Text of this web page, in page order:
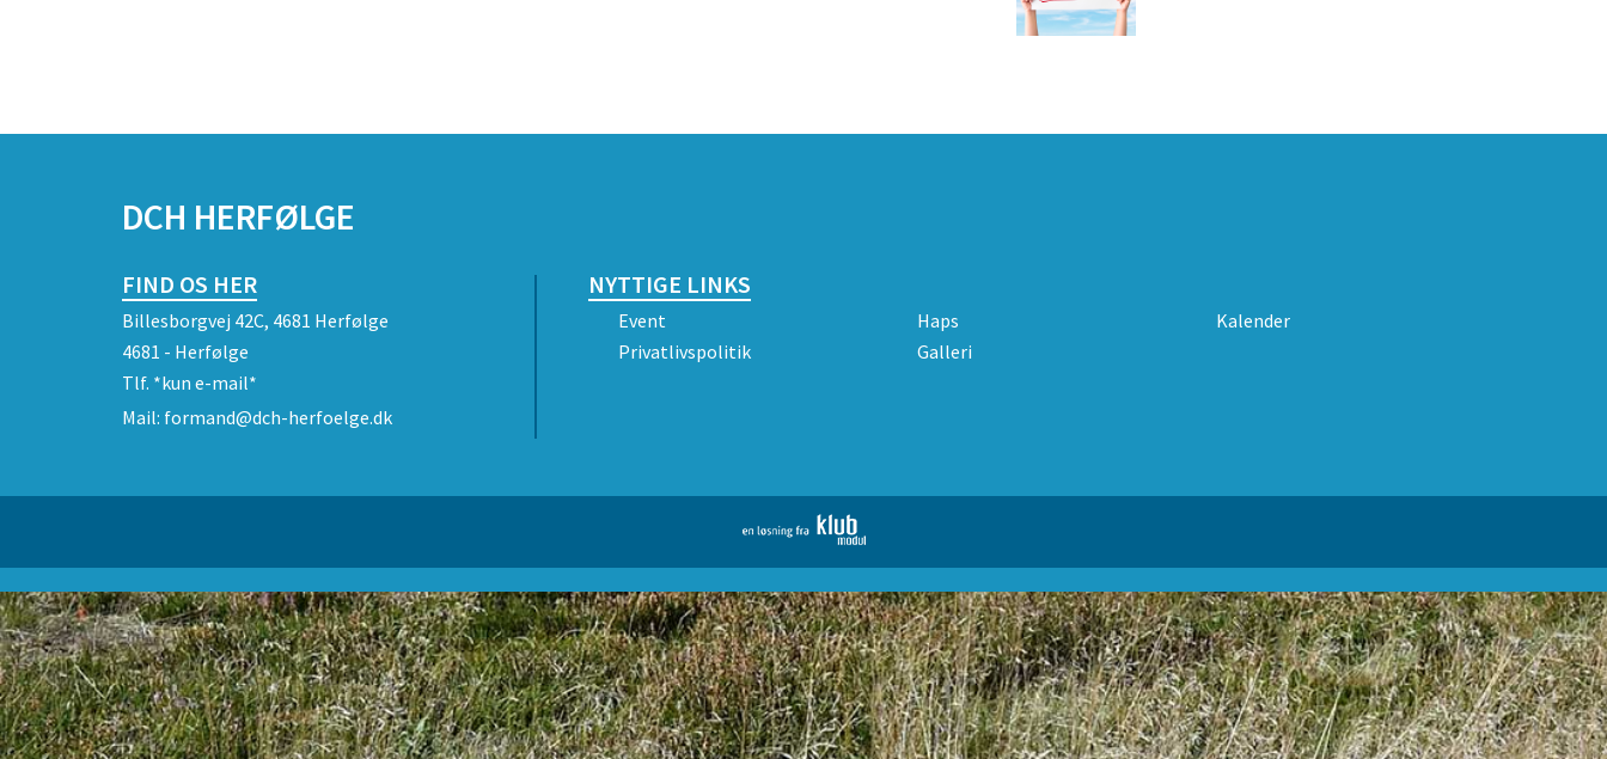
DCH HERFØLGE
FIND OS HER
Billesborgvej 42C, 4681 Herfølge
4681 - Herfølge
Tlf. *kun e-mail*
Mail: formand@dch-herfoelge.dk
NYTTIGE LINKS
Event Haps
Kalender
Privatlivspolitik
Galleri